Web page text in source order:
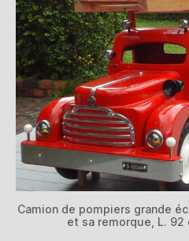
Camion de pompiers grande
et sa remorque, L. 92